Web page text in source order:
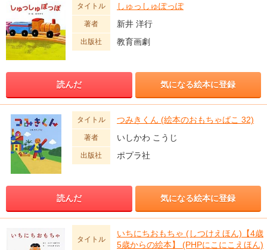
タイトル しゅっしゅぽっぽ
著者 新井 洋行
出版社 教育画劇
読んだ 気になる絵本に登録
タイトル つみきくん (絵本のおもちゃばこ 32)
著者 いしかわ こうじ
出版社 ポプラ社
読んだ 気になる絵本に登録
タイトル
いちにちおもちゃ (しつけえほん)【4歳
5歳からの絵本】 (PHPにこにこえほん)